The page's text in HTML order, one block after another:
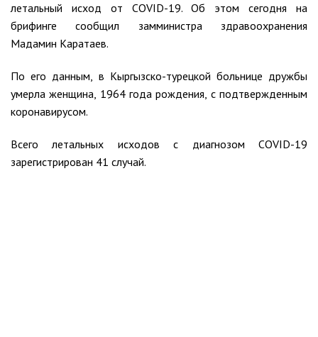
летальный исход от COVID-19. Об этом сегодня на
брифинге сообщил замминистра здравоохранения
Мадамин Каратаев.
По его данным, в Кыргызско-турецкой больнице дружбы
умерла женщина, 1964 года рождения, с подтвержденным
коронавирусом.
Всего летальных исходов с диагнозом COVID-19
зарегистрирован 41 случай.